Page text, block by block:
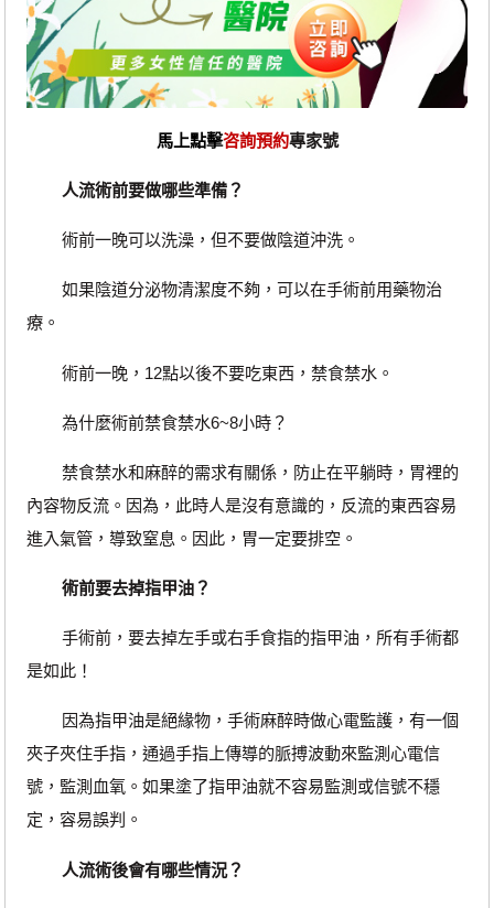
馬上點擊咨詢預約專家號
人流術前要做哪些準備？
術前一晚可以洗澡，但不要做陰道沖洗。
如果陰道分泌物清潔度不夠，可以在手術前用藥物治
療。
術前一晚，12點以後不要吃東西，禁食禁水。
為什麼術前禁食禁水6~8小時？
禁食禁水和麻醉的需求有關係，防止在平躺時，胃裡的
內容物反流。因為，此時人是沒有意識的，反流的東西容易
進入氣管，導致窒息。因此，胃一定要排空。
術前要去掉指甲油？
手術前，要去掉左手或右手食指的指甲油，所有手術都
是如此！
因為指甲油是絕緣物，手術麻醉時做心電監護，有一個
夾子夾住手指，通過手指上傳導的脈搏波動來監測心電信
號，監測血氧。如果塗了指甲油就不容易監測或信號不穩
定，容易誤判。
人流術後會有哪些情況？